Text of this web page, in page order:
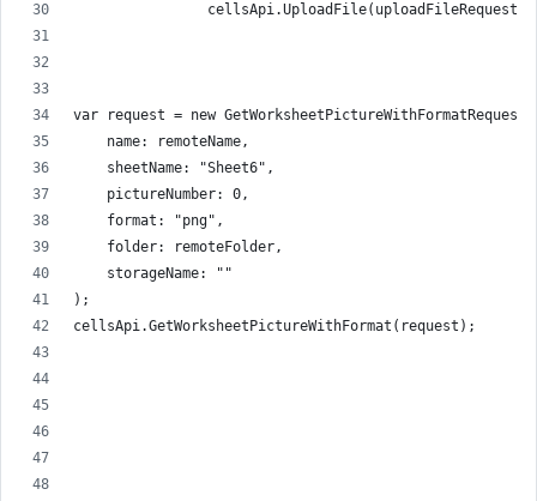
                cellsApi.UploadFile(uploadFileRequest);
var request = new GetWorksheetPictureWithFormatRequest(
    name: remoteName,
    sheetName: "Sheet6",
    pictureNumber: 0,
    format: "png",
    folder: remoteFolder,
    storageName: ""
);
cellsApi.GetWorksheetPictureWithFormat(request);